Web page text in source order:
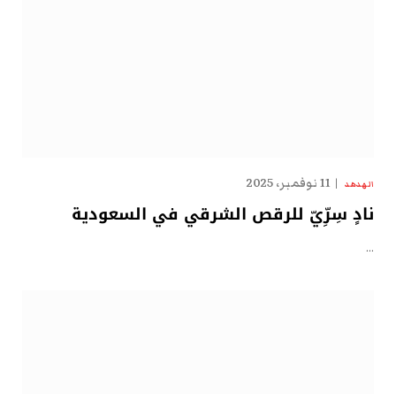
الهدهد 11 نوفمبر، 2025
نادٍ سِرِّيّ للرقص الشرقي في السعودية
…